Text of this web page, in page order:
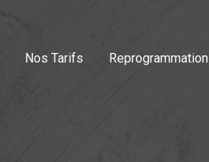
Nos Tarifs Reprogrammation